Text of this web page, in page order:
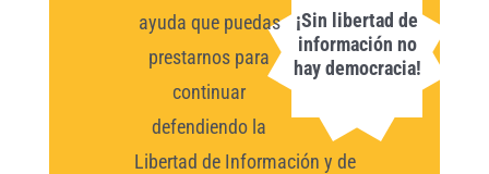
¡Sin libertad de
información no
hay democracia!
ayuda que puedas
prestarnos para
continuar
defendiendo la
Libertad de Información y de